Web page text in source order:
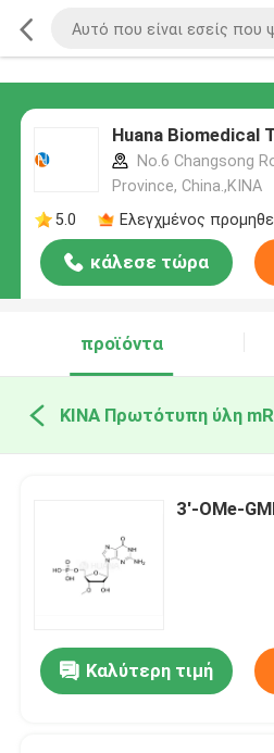
Huana Biomedical
No.6 Changsong
Province, China.,ΚΙΝΑ
5.0
Ελεγχμένος
κάλεσε τώρα
προϊόντα
ΚΙΝΑ Πρωτότυπη ύλη
3'-OMe-
Καλύτερη τιμή